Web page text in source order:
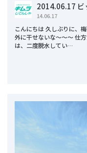
2014.06.17
14.06.17
こんにちは 久しぶりに、
外に干せないな～～～ 仕
は、二度脱水してい…